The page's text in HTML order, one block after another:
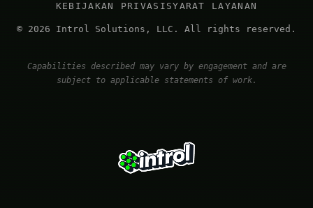
KEBIJAKAN PRIVASI SYARAT LAYANAN
© 2026 Introl Solutions, LLC. All rights reserved.
Capabilities described may vary by engagement and are
subject to applicable statements of work.